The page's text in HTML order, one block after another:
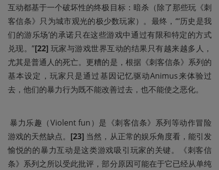
互动都基于一个破坏性的终极目标：暗杀（除了那些玩《刺
客信条》只为城市观光的极少数玩家）。最终，“‘历史是我
们的游乐场’的承诺只在这些游戏中通过有限和特定的方式
兑现。”[22] 玩家与游戏世界互动的结果只有越来越多人，
尤其是普通人的死亡。更糟的是，根据《刺客信条》系列的
基本设定，玩家只是通过基因记忆驱动Animus来体验过
去，他们的暴力行为既不能改善过去，也不能使之恶化。
游戏的天然缺点。 [23] 当然，从正常的娱乐角度看，能引发
愉悦的的暴力互动是这类游戏吸引玩家的关键。《刺客信
条》系列之所以受此批评，部分原因可能在于它已经从单纯